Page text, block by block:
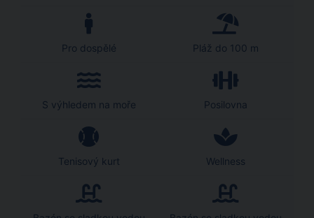
Pro dospělé Pláž do 100 m
S výhledem na moře Posilovna
Tenisový kurt Wellness